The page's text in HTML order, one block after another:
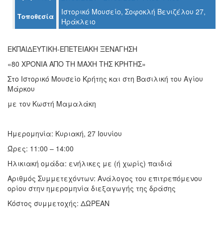
ΜΑΣ
ΔΗΜΟΣ
ΠΟΛΙΤΙΣΜΟΣ
Τοποθεσία
Ιστορικό Μουσείο, Σοφοκλή Βενιζέλου 27,
Ηράκλειο
ΕΚΠΑΙΔΕΥΤΙΚΗ-ΕΠΕΤΕΙΑΚΗ ΞΕΝΑΓΗΣΗ
«80 ΧΡΟΝΙΑ ΑΠΟ ΤΗ ΜΑΧΗ ΤΗΣ ΚΡΗΤΗΣ»
Στο Ιστορικό Μουσείο Κρήτης και στη Βασιλική του Αγίου
Μάρκου
με τον Κωστή Μαμαλάκη
Ημερομηνία: Κυριακή, 27 Ιουνίου
Ώρες: 11:00 – 14:00
Ηλικιακή ομάδα: ενήλικες με (ή χωρίς) παιδιά
Αριθμός Συμμετεχόντων: Ανάλογος του επιτρεπόμενου
ορίου στην ημερομηνία διεξαγωγής της δράσης
Κόστος συμμετοχής: ΔΩΡΕΑΝ